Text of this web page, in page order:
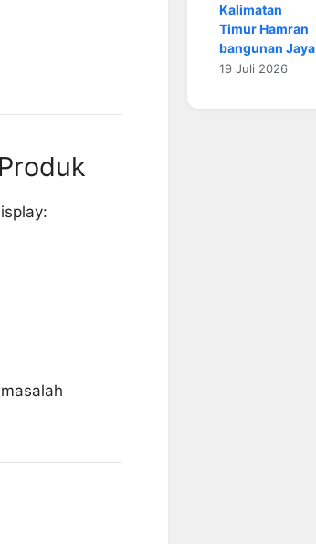
Kalimatan
Timur Hamran
bangunan Jaya
19 Juli 2026